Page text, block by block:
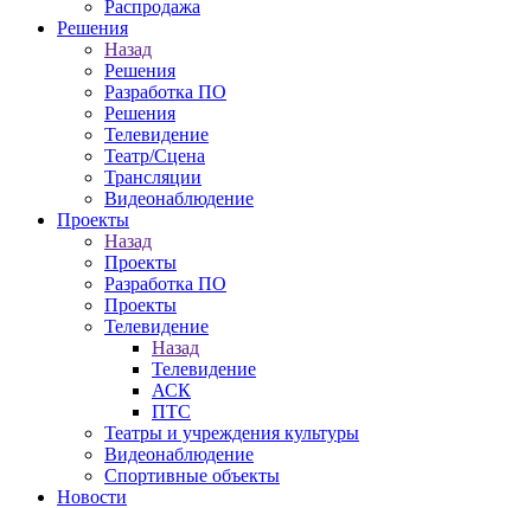
Распродажа
Решения
Назад
Решения
Разработка ПО
Решения
Телевидение
Театр/Сцена
Трансляции
Видеонаблюдение
Проекты
Назад
Проекты
Разработка ПО
Проекты
Телевидение
Назад
Телевидение
АСК
ПТС
Театры и учреждения культуры
Видеонаблюдение
Спортивные объекты
Новости